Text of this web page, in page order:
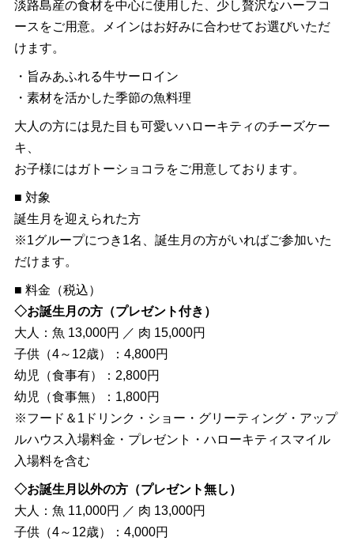
淡路島産の食材を中心に使用した、少し贅沢なハーフコ
ースをご用意。メインはお好みに合わせてお選びいただ
けます。
・旨みあふれる牛サーロイン
・素材を活かした季節の魚料理
大人の方には見た目も可愛いハローキティのチーズケー
キ、
お子様にはガトーショコラをご用意しております。
■ 対象
誕生月を迎えられた方
※1グループにつき1名、誕生月の方がいればご参加いた
だけます。
■ 料金（税込）
◇お誕生月の方（プレゼント付き）
大人：魚 13,000円 ／ 肉 15,000円
子供（4～12歳）：4,800円
幼児（食事有）：2,800円
幼児（食事無）：1,800円
※フード＆1ドリンク・ショー・グリーティング・アップ
ルハウス入場料金・プレゼント・ハローキティスマイル
入場料を含む
◇お誕生月以外の方（プレゼント無し）
大人：魚 11,000円 ／ 肉 13,000円
子供（4～12歳）：4,000円